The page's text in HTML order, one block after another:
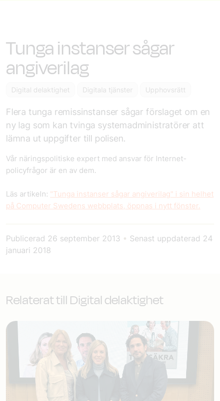
Tunga instanser sågar
angiverilag
Digital delaktighet Digitala tjänster Upphovsrätt
Flera tunga remissinstanser sågar förslaget om en
ny lag som kan tvinga systemadministratörer att
lämna ut uppgifter till polisen.
Vår näringspolitiske expert med ansvar för Internet-
policyfrågor är en av dem.
Läs artikeln: "Tunga instanser sågar angiverilag" i sin helhet
på Computer Swedens webbplats, öppnas i nytt fönster.
Publicerad 26 september 2013 • Senast uppdaterad 24
januari 2018
Relaterat till Digital delaktighet